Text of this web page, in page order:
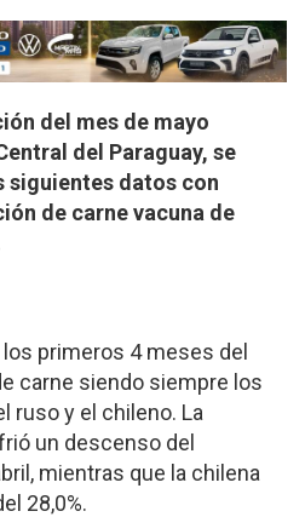
del mes de mayo
del Paraguay, se
siguientes datos con
de carne vacuna de
primeros 4 meses del
carne siendo siempre los
ruso y el chileno. La
un descenso del
mientras que la chi­lena
28,0%.